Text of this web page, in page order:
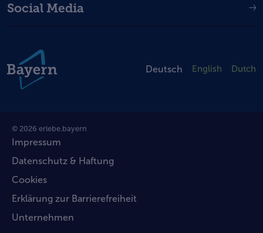
Social Media
Deutsch English Dutch
© 2026 erlebe.bayern
Impressum
Datenschutz & Haftung
Cookies
Erklärung zur Barrierefreiheit
Unternehmen